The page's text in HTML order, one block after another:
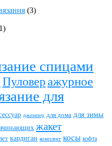
(3)
спицами
Пуловер ажурное
для
джемпер для дома для зимы
жакет
кардиган комплект косы кофта